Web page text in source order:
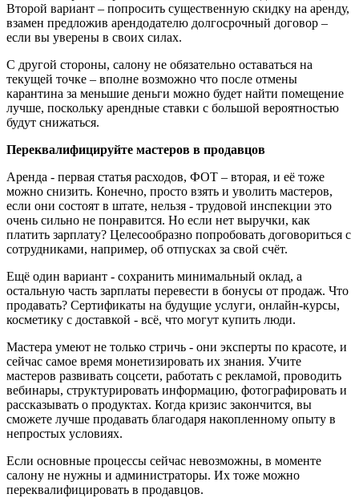
Второй вариант – попросить существенную скидку на аренду,
взамен предложив арендодателю долгосрочный договор –
если вы уверены в своих силах.
С другой стороны, салону не обязательно оставаться на
текущей точке – вполне возможно что после отмены
карантина за меньшие деньги можно будет найти помещение
лучше, поскольку арендные ставки с большой вероятностью
будут снижаться.
Переквалифицируйте мастеров в продавцов
Аренда - первая статья расходов, ФОТ – вторая, и её тоже
можно снизить. Конечно, просто взять и уволить мастеров,
если они состоят в штате, нельзя - трудовой инспекции это
очень сильно не понравится. Но если нет выручки, как
платить зарплату? Целесообразно попробовать договориться с
сотрудниками, например, об отпусках за свой счёт.
Ещё один вариант - сохранить минимальный оклад, а
остальную часть зарплаты перевести в бонусы от продаж. Что
продавать? Сертификаты на будущие услуги, онлайн-курсы,
косметику с доставкой - всё, что могут купить люди.
Мастера умеют не только стричь - они эксперты по красоте, и
сейчас самое время монетизировать их знания. Учите
мастеров развивать соцсети, работать с рекламой, проводить
вебинары, структурировать информацию, фотографировать и
рассказывать о продуктах. Когда кризис закончится, вы
сможете лучше продавать благодаря накопленному опыту в
непростых условиях.
Если основные процессы сейчас невозможны, в моменте
салону не нужны и администраторы. Их тоже можно
переквалифицировать в продавцов.